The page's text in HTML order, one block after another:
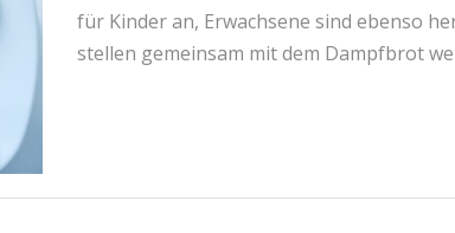
für Kinder an, Erwachsene sind ebenso
stellen gemeinsam mit dem Dampfbrot